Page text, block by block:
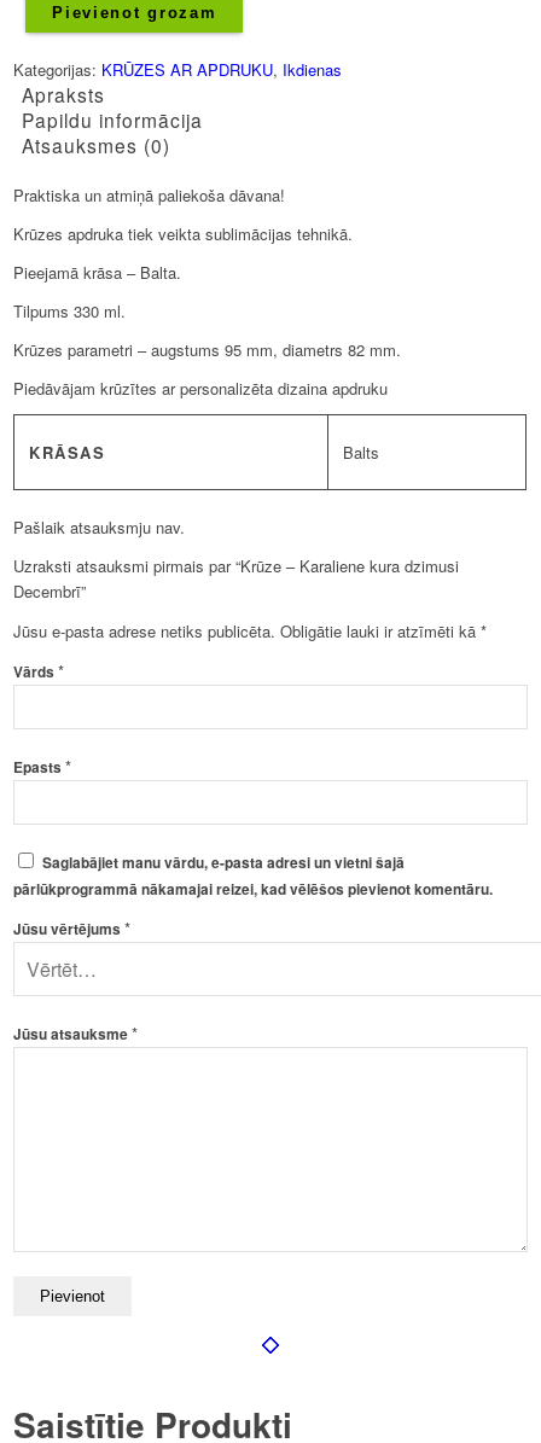
kura
dzimusi
Decembrī
daudzums
Pievienot grozam
Kategorijas: KRŪZES AR APDRUKU, Ikdienas
Apraksts
Papildu informācija
Atsauksmes (0)
Praktiska un atmiņā paliekoša dāvana!
Krūzes apdruka tiek veikta sublimācijas tehnikā.
Pieejamā krāsa – Balta.
Tilpums 330 ml.
Krūzes parametri – augstums 95 mm, diametrs 82 mm.
Piedāvājam krūzītes ar personalizēta dizaina apdruku
KRĀSAS Balts
Pašlaik atsauksmju nav.
Uzraksti atsauksmi pirmais par “Krūze – Karaliene kura dzimusi
Decembrī”
Jūsu e-pasta adrese netiks publicēta. Obligātie lauki ir atzīmēti kā*
Vārds*
Epasts*
Saglabājiet manu vārdu, e-pasta adresi un vietni šajā
pārlūkprogrammā nākamajai reizei, kad vēlēšos pievienot komentāru.
Jūsu vērtējums*
Jūsu atsauksme*
Saistītie Produkti